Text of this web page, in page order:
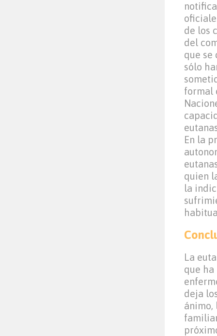
de los
del
que se
sólo
formal
En la
quien
la
La
que
deja
ánimo,